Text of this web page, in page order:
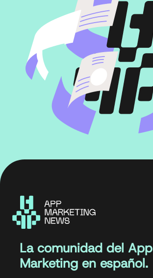
La comunidad del App
Marketing en español.